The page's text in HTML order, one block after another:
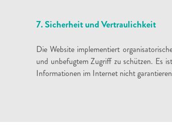
7. Sicherheit und Vertraulichkeit
Die Website implementiert
und unbefugtem Zugriff zu schützen. Es
Informationen im Internet nicht